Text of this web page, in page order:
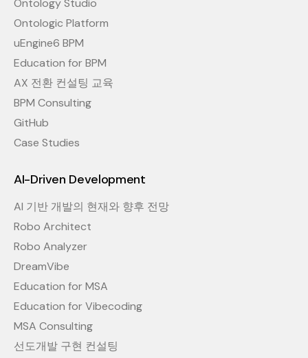
Ontology Studio
Ontologic Platform
uEngine6 BPM
Education for BPM
AX 전환 컨설팅 교육
BPM Consulting
GitHub
Case Studies
AI-Driven Development
AI 기반 개발의 현재와 향후 전망
Robo Architect
Robo Analyzer
DreamVibe
Education for MSA
Education for Vibecoding
MSA Consulting
선도개발 구현 컨설팅